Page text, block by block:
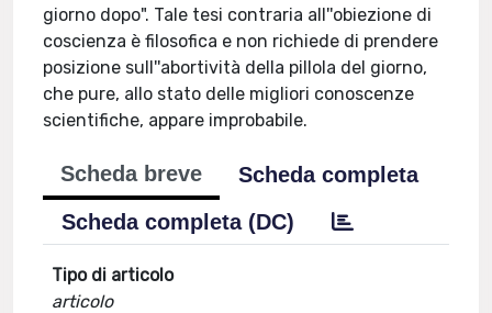
giorno dopo". Tale tesi contraria all''obiezione di
coscienza è filosofica e non richiede di prendere
posizione sull''abortività della pillola del giorno,
che pure, allo stato delle migliori conoscenze
scientifiche, appare improbabile.
Scheda breve
Scheda completa
Scheda completa (DC)
Tipo di articolo
articolo